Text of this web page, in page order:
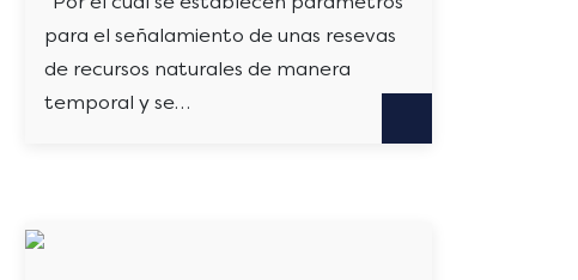
para el señalamiento de unas resevas
de recursos naturales de manera
temporal y se…